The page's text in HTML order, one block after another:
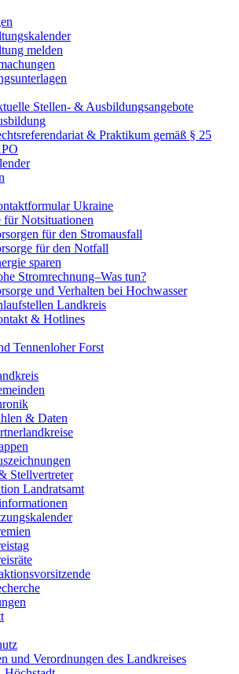
melden
Stellen- & Ausbildungsangebote
& Praktikum gemäß § 25
Ukraine
für Notsituationen
für den Stromausfall
für den Notfall
sparen
Stromrechnung–Was tun?
und Verhalten bei Hochwasser
Landkreis
& Hotlines
Tennenloher Forst
& Daten
Stellvertreter
Landratsamt
und Verordnungen des Landkreises